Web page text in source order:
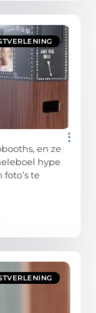
en ze
hype
te